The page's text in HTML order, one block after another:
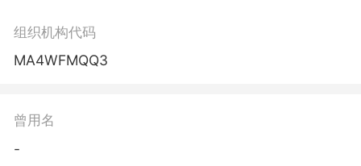
组织机构代码
MA4WFMQQ3
曾用名
-